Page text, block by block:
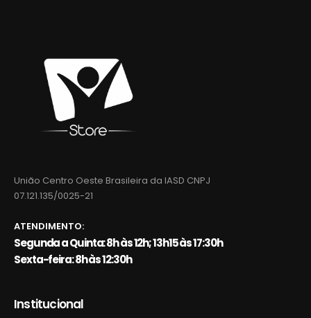
União Centro Oeste Brasileira da IASD CNPJ
07.121.135/0025-21
ATENDIMENTO:
Segunda a Quinta: 8h às 12h; 13h15 às 17:30h
Sexta-feira: 8h às 12:30h
Institucional